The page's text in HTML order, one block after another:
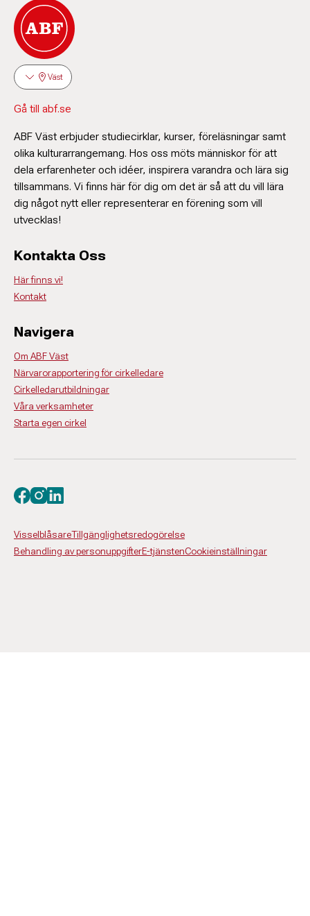
Väst
Gå till abf.se
ABF Väst erbjuder studiecirklar, kurser, föreläsningar samt
olika kulturarrangemang. Hos oss möts människor för att
dela erfarenheter och idéer, inspirera varandra och lära sig
tillsammans. Vi finns här för dig om det är så att du vill lära
dig något nytt eller representerar en förening som vill
utvecklas!
Kontakta Oss
Här finns vi!
Kontakt
Navigera
Om ABF Väst
Närvarorapportering för cirkelledare
Cirkelledarutbildningar
Våra verksamheter
Starta egen cirkel
VisselblåsareTillgänglighetsredogörelse
Behandling av personuppgifterE-tjänstenCookieinställningar
Besök oss på facebook
Besök oss på instagram
Besök oss på linkedin